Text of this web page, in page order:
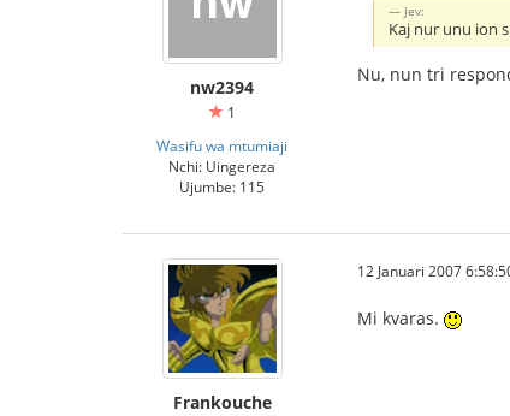
nw2394
1
Wasifu wa mtumiaji
Nchi: Uingereza
Ujumbe: 115
Jev:
Kaj nur unu ion
Nu, nun tri
Frankouche
12 Januari 2007
Mi kvaras.